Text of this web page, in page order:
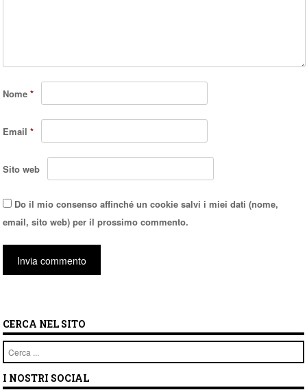
Nome*
Email*
Sito web
Do il mio consenso affinché un cookie salvi i miei dati (nome,
email, sito web) per il prossimo commento.
CERCA NEL SITO
Cerca
I NOSTRI SOCIAL